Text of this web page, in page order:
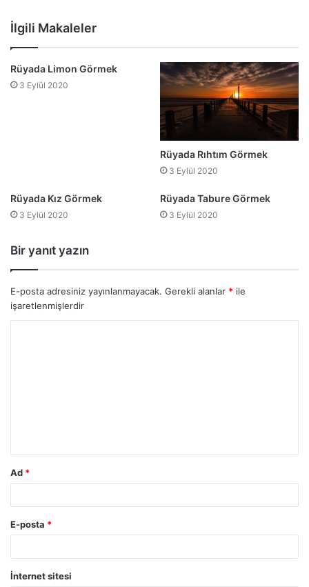
İlgili Makaleler
Rüyada Limon Görmek
3 Eylül 2020
Rüyada Rıhtım Görmek
3 Eylül 2020
Rüyada Kız Görmek
3 Eylül 2020
Rüyada Tabure Görmek
3 Eylül 2020
Bir yanıt yazın
E-posta adresiniz yayınlanmayacak. Gerekli alanlar * ile
işaretlenmişlerdir
Ad *
E-posta *
İnternet sitesi